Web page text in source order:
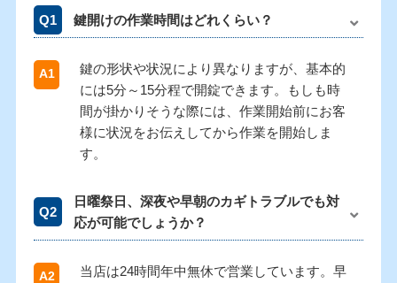
鍵開けの作業時間はどれくらい？
鍵の形状や状況により異なりますが、基本的
には5分～15分程で開錠できます。もしも時
間が掛かりそうな際には、作業開始前にお客
様に状況をお伝えしてから作業を開始しま
す。
日曜祭日、深夜や早朝のカギトラブルでも対
応が可能でしょうか？
当店は24時間年中無休で営業しています。早